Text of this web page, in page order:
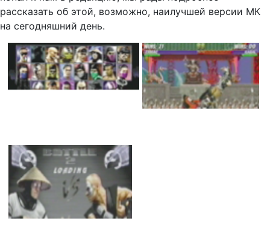
рассказать об этой, возможно, наилучшей версии МК
на сегодняшний день.